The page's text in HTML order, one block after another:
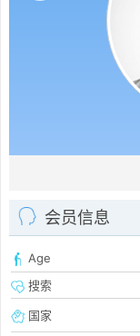
会员信息
Age
搜索
国家